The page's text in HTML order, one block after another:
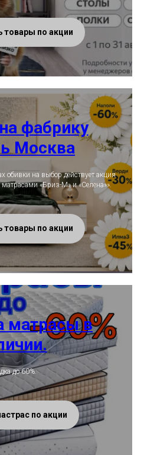
товары по акции
фабрику
Москва
обивки на выбор действует акция
«Бриз-М» и «Селена»».
товары по акции
матрасы в
до 60%.
по акции